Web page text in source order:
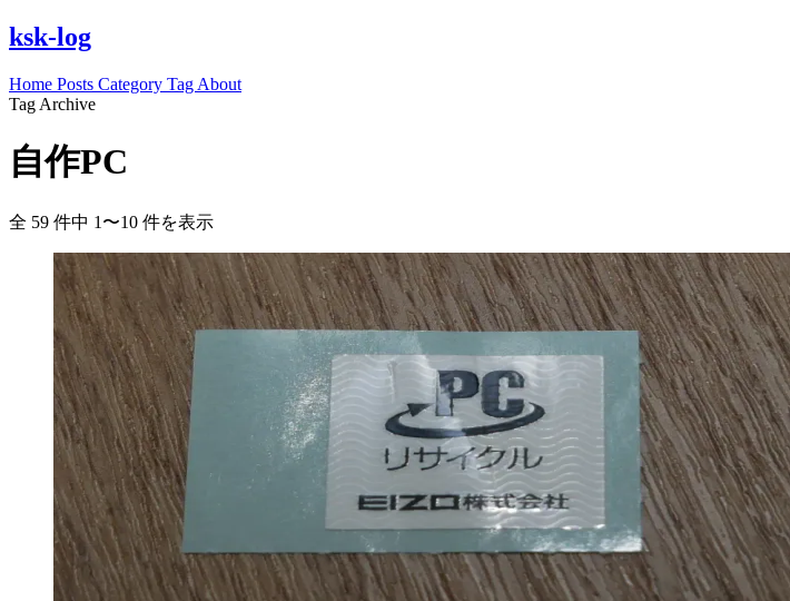
ksk-log
Home Posts Category Tag About
Tag Archive
自作PC
全 59 件中 1〜10 件を表示